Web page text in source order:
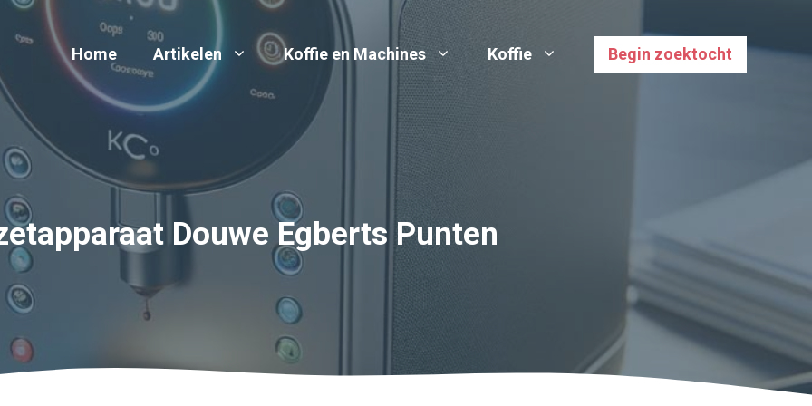
Home Artikelen Koffie en Machines Koffie Begin zoektocht
Douwe Egberts Punten